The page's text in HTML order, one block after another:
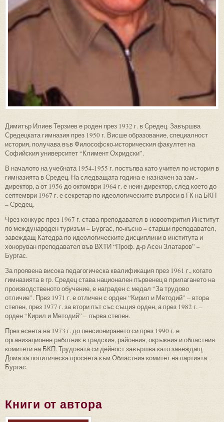
Димитър Илиев Терзиев е роден през 1932 г. в Средец. Завършва
Средецката гимназия през 1950 г. Висше образование, специалност
история, получава във Философско-историческия факултет на
Софийския университет “Климент Охридски”.
В началото на учебната 1954-1955 г. постъпва като учител по история в
гимназията в Средец. На следващата година е назначен за зам.-
директор, а от 1956 до октомври 1964 г. е неин директор, след което до
септември 1967 г. е секретар по идеологическите въпроси в ГК на БКП
– Средец.
Чрез конкурс през 1967 г. става преподавател в новооткрития Институт
по международен туризъм – Бургас, по-късно – старши преподавател,
завеждащ Катедра по идеологическите дисциплини в института и
хоноруван преподавател във ВХТИ “Проф. д-р Асен Златаров” –
Бургас.
За проявена висока педагогическа квалификация през 1961 г., когато
гимназията в гр. Средец става национален първенец в прилагането на
производственото обучение, е награден с медал “За трудово
отличие”. През 1971 г. е отличен с орден “Кирил и Методий” – втора
степен, през 1977 г. за втори път със същия орден, а през 1982 г. –
орден “Кирил и Методий” – първа степен.
През есента на 1973 г. до пенсионирането си през 1990 г. е
организационен работник в градския, районния, окръжния и областния
комитети на БКП. Трудовата си дейност завършва като завеждащ
Дома за политическа просвета към Областния комитет на партията –
Бургас.
Книги от автора